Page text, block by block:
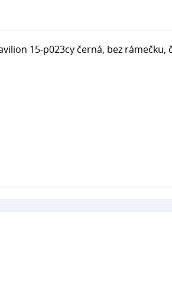
15-p023cy černá, bez rámečku,